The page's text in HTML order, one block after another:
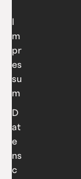
I
m
pr
es
su
m
D
at
e
ns
c